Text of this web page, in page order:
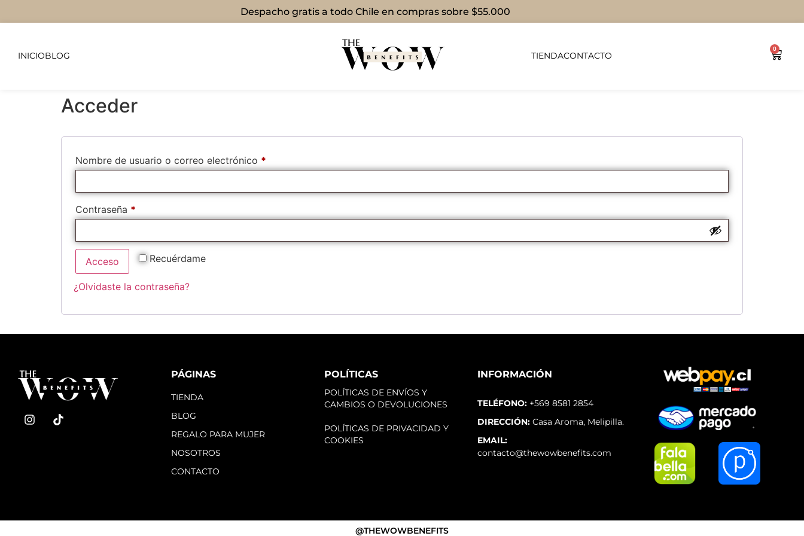
Despacho gratis a todo Chile en compras sobre $55.000
INICIOBLOG TIENDACONTACTO
0
Acceder
Nombre de usuario o correo electrónico *
Contraseña *
Recuérdame
Acceso
¿Olvidaste la contraseña?
PÁGINAS
TIENDA
BLOG
REGALO PARA MUJER
NOSOTROS
CONTACTO
POLÍTICAS
POLÍTICAS DE ENVÍOS Y
CAMBIOS O DEVOLUCIONES
POLÍTICAS DE PRIVACIDAD Y
COOKIES
INFORMACIÓN
TELÉFONO: +569 8581 2854
DIRECCIÓN: Casa Aroma, Melipilla.
EMAIL:
contacto@thewowbenefits.com
@THEWOWBENEFITS